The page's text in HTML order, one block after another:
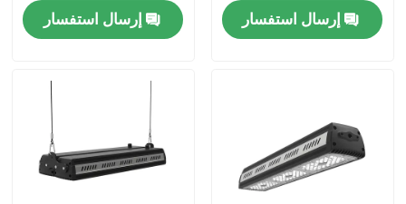
اطلب اقتباس
ضوء ملعب LED
ضوء الفيضانات LED في الهواء الطلق
إرسال استفسار
إرسال استفسار